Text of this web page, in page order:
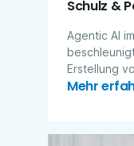
Schulz &
Agentic AI
Erstellung
Mehr